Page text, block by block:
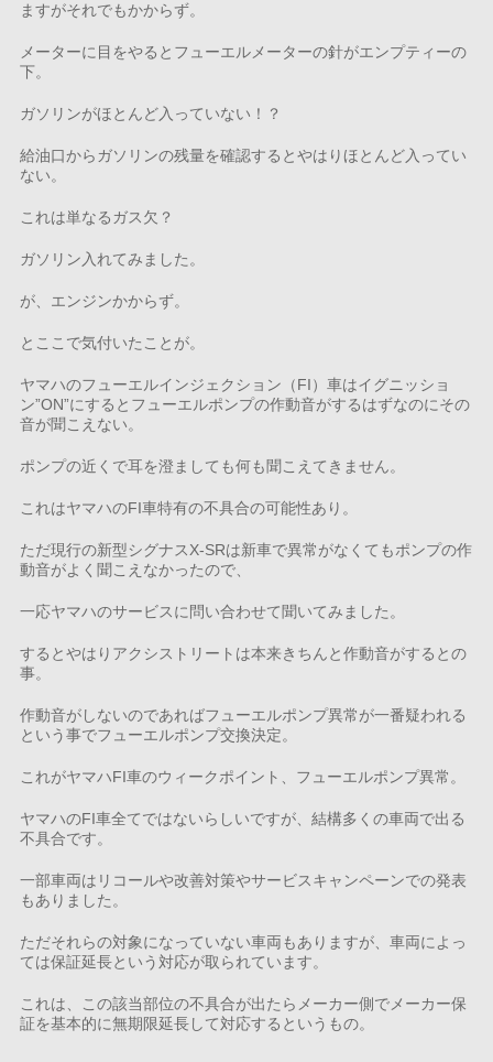
ますがそれでもかからず。
メーターに目をやるとフューエルメーターの針がエンプティーの
下。
ガソリンがほとんど入っていない！？
給油口からガソリンの残量を確認するとやはりほとんど入ってい
ない。
これは単なるガス欠？
ガソリン入れてみました。
が、エンジンかからず。
とここで気付いたことが。
ヤマハのフューエルインジェクション（FI）車はイグニッショ
ン”ON”にするとフューエルポンプの作動音がするはずなのにその
音が聞こえない。
ポンプの近くで耳を澄ましても何も聞こえてきません。
これはヤマハのFI車特有の不具合の可能性あり。
ただ現行の新型シグナスX-SRは新車で異常がなくてもポンプの作
動音がよく聞こえなかったので、
一応ヤマハのサービスに問い合わせて聞いてみました。
するとやはりアクシストリートは本来きちんと作動音がするとの
事。
作動音がしないのであればフューエルポンプ異常が一番疑われる
という事でフューエルポンプ交換決定。
これがヤマハFI車のウィークポイント、フューエルポンプ異常。
ヤマハのFI車全てではないらしいですが、結構多くの車両で出る
不具合です。
一部車両はリコールや改善対策やサービスキャンペーンでの発表
もありました。
ただそれらの対象になっていない車両もありますが、車両によっ
ては保証延長という対応が取られています。
これは、この該当部位の不具合が出たらメーカー側でメーカー保
証を基本的に無期限延長して対応するというもの。